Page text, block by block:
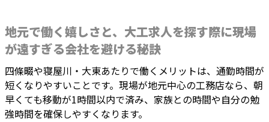
地元で働く嬉しさと、大工求人を探す際に現場
が遠すぎる会社を避ける秘訣
四條畷や寝屋川・大東あたりで働くメリットは、通勤時間が
短くなりやすいことです。現場が地元中心の工務店なら、朝
早くても移動が1時間以内で済み、家族との時間や自分の勉
強時間を確保しやすくなります。